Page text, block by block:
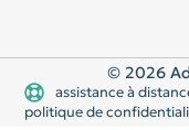
© 2026
assistance à
politique de